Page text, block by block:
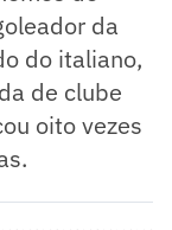
da
do italiano,
de clube
oito vezes